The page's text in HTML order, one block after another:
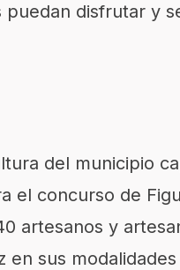
puedan disfrutar y
del municipio
el concurso de
artesanos y
en sus